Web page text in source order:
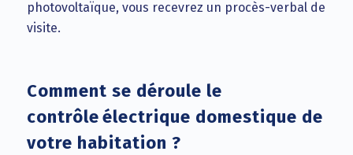
photovoltaïque, vous recevrez un procès-verbal de
visite.
Comment se déroule le
contrôle électrique domestique de
votre habitation ?